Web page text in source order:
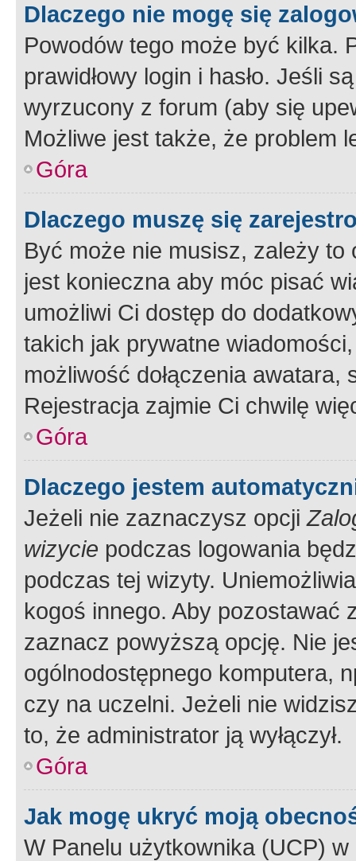
Dlaczego nie mogę się
Powodów tego może być kilka.
prawidłowy login i hasło. Jeśli
wyrzucony z forum (aby się
Możliwe jest także, że problem
Góra
Dlaczego muszę się
Być może nie musisz, zależy
jest konieczna aby móc pisać
umożliwi Ci dostęp do
takich jak prywatne
możliwość dołączenia
Rejestracja zajmie Ci chwilę
Góra
Dlaczego jestem
Jeżeli nie zaznaczysz opcji
wizycie podczas logowania
podczas tej wizyty.
kogoś innego. Aby pozostawać
zaznacz powyższą opcję. Nie
ogólnodostępnego komputera,
czy na uczelni. Jeżeli nie
to, że administrator ją wyłączył.
Góra
Jak mogę ukryć moją
W Panelu użytkownika (UCP) w